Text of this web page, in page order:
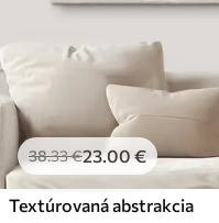
38.33€23.00€
Textúrovaná abstrakcia